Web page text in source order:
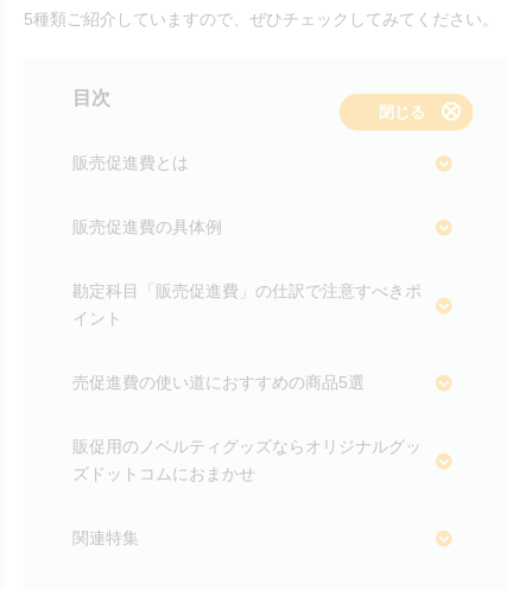
5種類ご紹介していますので、ぜひチェックしてみてください。
目次
表示する
閉じる
販売促進費とは
販売促進費の具体例
勘定科目「販売促進費」の仕訳で注意すべきポ
イント
売促進費の使い道におすすめの商品5選
販促用のノベルティグッズならオリジナルグッ
ズドットコムにおまかせ
関連特集